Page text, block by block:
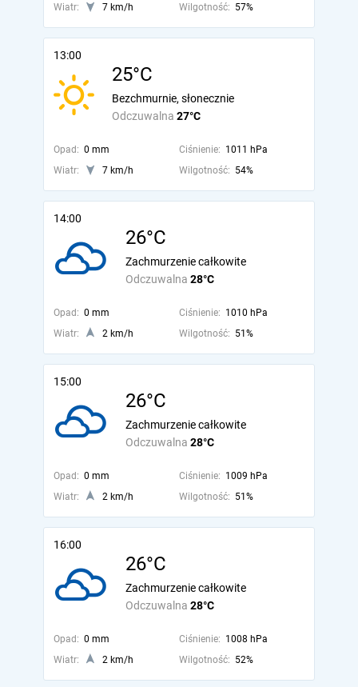
Wiatr:
7 km/h Wilgotność: 57%
13:00
25°C
Odczuwalna 27°C
Bezchmurnie, słonecznie
Opad: 0 mm Ciśnienie: 1011 hPa
Wiatr:
7 km/h Wilgotność: 54%
14:00
26°C
Odczuwalna 28°C
Zachmurzenie całkowite
Opad: 0 mm Ciśnienie: 1010 hPa
Wiatr:
2 km/h Wilgotność: 51%
15:00
26°C
Odczuwalna 28°C
Zachmurzenie całkowite
Opad: 0 mm Ciśnienie: 1009 hPa
Wiatr:
2 km/h Wilgotność: 51%
16:00
26°C
Odczuwalna 28°C
Zachmurzenie całkowite
Opad: 0 mm Ciśnienie: 1008 hPa
Wiatr:
2 km/h Wilgotność: 52%